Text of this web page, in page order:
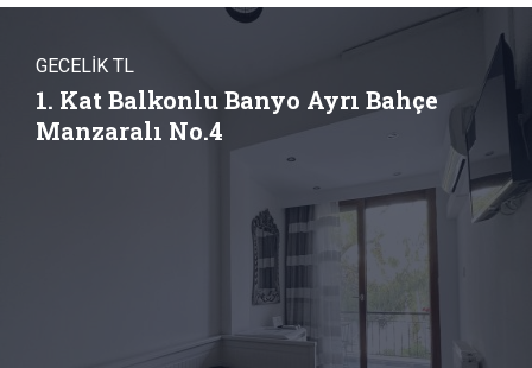
GECELİK TL
1. Kat Balkonlu Banyo Ayrı Bahçe
Manzaralı No.4